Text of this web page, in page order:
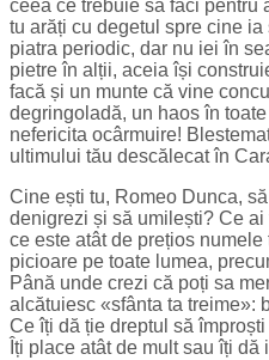
ceea ce trebuie sa faci pentru
tu arăți cu degetul spre cine
piatra periodic, dar nu iei în
pietre în alții, aceia își
facă și un munte că vine
degringoladă, un haos în
nefericita ocârmuire!
ultimului tău descălecat în
Cine ești tu, Romeo Dunca,
denigrezi și să umilești? Ce
ce este atât de prețios
picioare pe toate lumea,
Până unde crezi că poți sa
alcătuiesc «sfânta ta treime»:
Ce îți dă ție dreptul să
Îți place atât de mult sau îți